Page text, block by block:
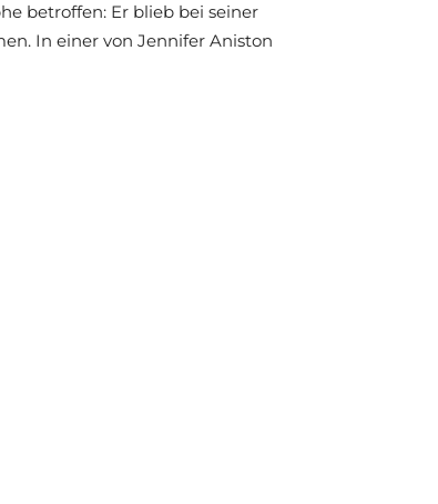
betroffen: Er blieb bei seiner
In einer von Jennifer Aniston